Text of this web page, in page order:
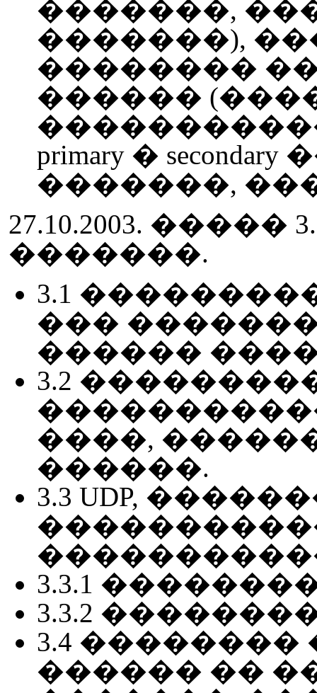
�������,
�������),
��������
������
primary �
�������,
27.10.2003.
�������.
3.1
���
������
3.2
����,
������.
3.3 UDP,
3.3.1
3.3.2
3.4
������ ��